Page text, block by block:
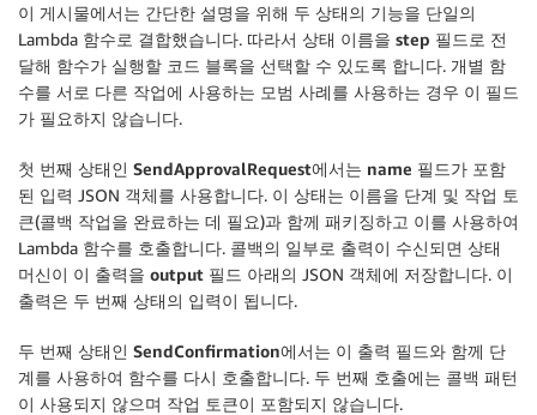
else:
raise ValueError
print( 'Sending email:', email_body)
    boto3
.client
        Subject
=email_subject,
        Message
= email_body
)
print( 'done')
return
]
},
"SendConfirmation":
{
"Type": "Task",
"Resource"
"FunctionName":
"Payload": {
"step.$": "$$.State.Name",
"output.$": "$.output"
}
},
}
}
}
이 게시물에서는 간단한 설명을 위해 두 상태의 기능을 단일의
Lambda 함수로 결합했습니다. 따라서 상태 이름을 step 필드로 전
달해 함수가 실행할 코드 블록을 선택할 수 있도록 합니다. 개별 함
수를 서로 다른 작업에 사용하는 모범 사례를 사용하는 경우 이 필드
가 필요하지 않습니다.
첫 번째 상태인 SendApprovalRequest에서는 name 필드가 포함
된 입력 JSON 객체를 사용합니다. 이 상태는 이름을 단계 및 작업 토
큰(콜백 작업을 완료하는 데 필요)과 함께 패키징하고 이를 사용하여
Lambda 함수를 호출합니다. 콜백의 일부로 출력이 수신되면 상태
머신이 이 출력을 output 필드 아래의 JSON 객체에 저장합니다. 이
출력은 두 번째 상태의 입력이 됩니다.
두 번째 상태인 SendConfirmation에서는 이 출력 필드와 함께 단
계를 사용하여 함수를 다시 호출합니다. 두 번째 호출에는 콜백 패턴
이 사용되지 않으며 작업 토큰이 포함되지 않습니다.